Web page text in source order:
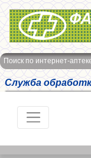
Интернет-аптека
Поиск по интернет-
Служба